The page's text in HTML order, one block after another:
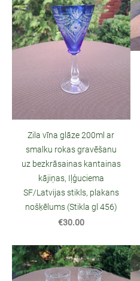
Zila vīna glāze 200ml ar
smalku rokas gravēšanu
uz bezkrāsainas kantainas
kājiņas, Iļģuciema
SF/Latvijas stikls, plakans
nošķēlums (Stikla gl 456)
€30.00